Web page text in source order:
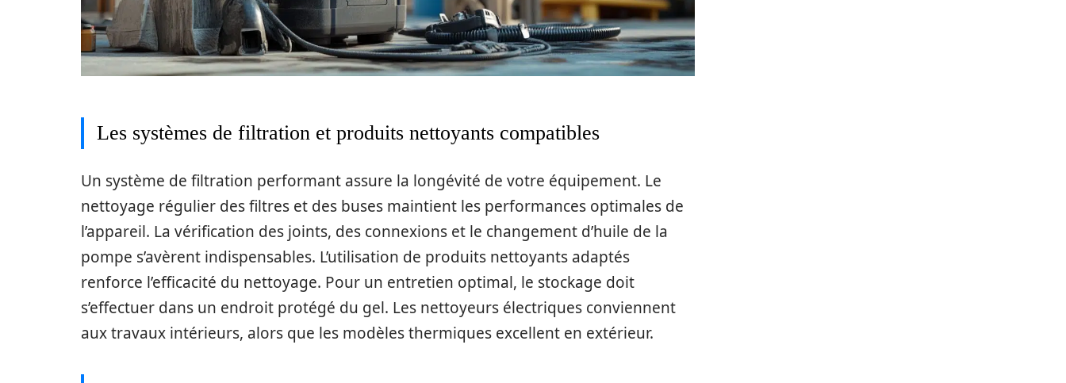
Les systèmes de filtration et produits nettoyants compatibles
Un système de filtration performant assure la longévité de votre équipement. Le
nettoyage régulier des filtres et des buses maintient les performances optimales de
l’appareil. La vérification des joints, des connexions et le changement d’huile de la
pompe s’avèrent indispensables. L’utilisation de produits nettoyants adaptés
renforce l’efficacité du nettoyage. Pour un entretien optimal, le stockage doit
s’effectuer dans un endroit protégé du gel. Les nettoyeurs électriques conviennent
aux travaux intérieurs, alors que les modèles thermiques excellent en extérieur.